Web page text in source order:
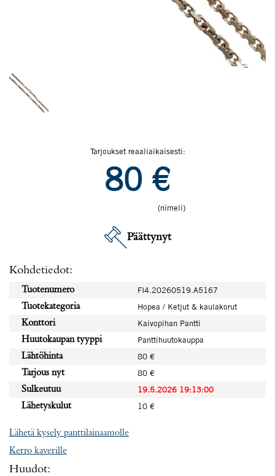
Tarjoukset reaaliaikaisesti:
80 €
(nimeli)
Päättynyt
Kohdetiedot:
Tuotenumero
FI4.20260519.A5167
Tuotekategoria
Hopea / Ketjut & kaulakorut
Konttori
Kaivopihan Pantti
Huutokaupan tyyppi
Panttihuutokauppa
Lähtöhinta
80 €
Tarjous nyt
80 €
Sulkeutuu
19.5.2026 19:13:00
Lähetyskulut
10 €
Lähetä kysely panttilainaamolle
Kerro kaverille
Huudot: